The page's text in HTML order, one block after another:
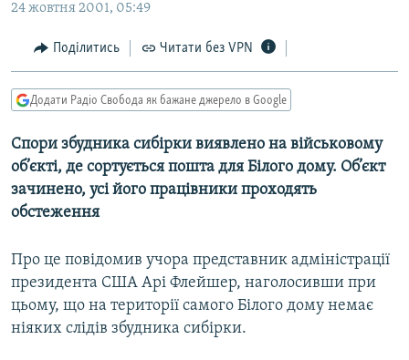
УКРАЇНА
СВІТ
СХЕМИ
КИТАЙ.ВИКЛИКИ
ФОТО
СПЕЦПРОЄКТИ
ПОДКАСТИ
КРИМ РЕАЛІЇ
РУС
УКР
24 жовтня 2001, 05:49
Поділитись Читати без VPN
Додати Радіо Свобода як бажане джерело в Google
Спори збудника сибірки виявлено на військовому
об’єкті, де сортується пошта для Білого дому. Об’єкт
зачинено, усі його працівники проходять
обстеження
Про це повідомив учора представник адміністрації
президента США Арі Флейшер, наголосивши при
цьому, що на території самого Білого дому немає
ніяких слідів збудника сибірки.